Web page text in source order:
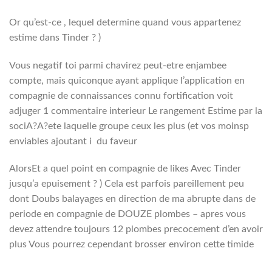
Or qu’est-ce , lequel determine quand vous appartenez
estime dans Tinder ? )
Vous negatif toi parmi chavirez peut-etre enjambee
compte, mais quiconque ayant applique l’application en
compagnie de connaissances connu fortification voit
adjuger 1 commentaire interieur Le rangement Estime par la
sociA?A?ete laquelle groupe ceux les plus (et vos moinsp
enviables ajoutant i du faveur
AlorsEt a quel point en compagnie de likes Avec Tinder
jusqu’a epuisement ? ) Cela est parfois pareillement peu
dont Doubs balayages en direction de ma abrupte dans de
periode en compagnie de DOUZE plombes – apres vous
devez attendre toujours 12 plombes precocement d’en avoir
plus Vous pourrez cependant brosser environ cette timide